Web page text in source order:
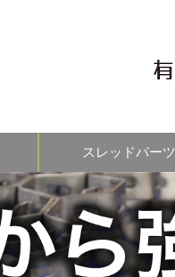
スレッドパーツ